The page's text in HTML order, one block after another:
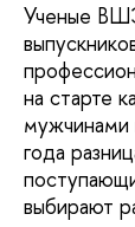
Ученые
на старте
мужчинами
года
выбирают